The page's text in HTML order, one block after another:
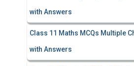
with Answers
Class 11 Maths MCQs Multiple
with Answers